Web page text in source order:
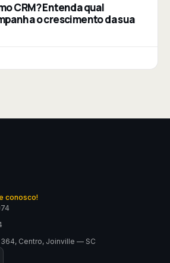
CRM? Entenda qual
o crescimento da sua
conosco!
364, Centro, Joinville — SC